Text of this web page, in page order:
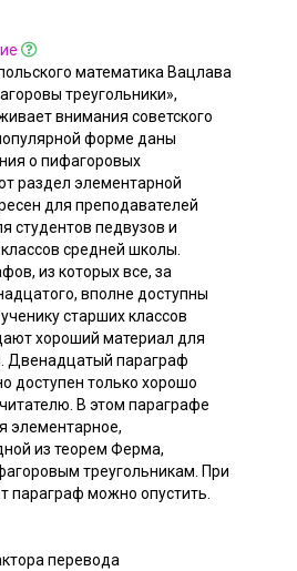
математика Вацлава
треугольники»,
внимания советского
форме даны
о пифагоровых
раздел элементарной
для преподавателей
студентов педвузов и
средней школы.
из которых все, за
вполне доступны
старших классов
хороший материал для
Двенадцатый параграф
доступен только хорошо
В этом параграфе
элементарное,
из теорем Ферма,
треугольникам. При
параграф можно опустить.
перевода